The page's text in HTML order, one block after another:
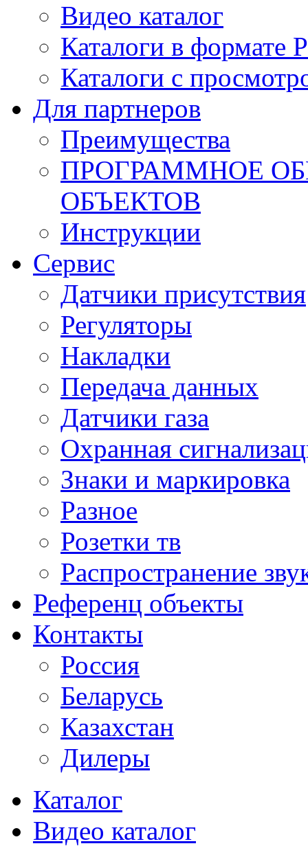
Видео каталог
Каталоги в формате
Каталоги с
Для партнеров
Преимущества
ПРОГРАММНОЕ
ОБЪЕКТОВ
Инструкции
Сервис
Датчики присутствия
Регуляторы
Накладки
Передача данных
Датчики газа
Охранная
Знаки и маркировка
Разное
Розетки тв
Распространение
Референц объекты
Контакты
Россия
Беларусь
Казахстан
Дилеры
Каталог
Видео каталог